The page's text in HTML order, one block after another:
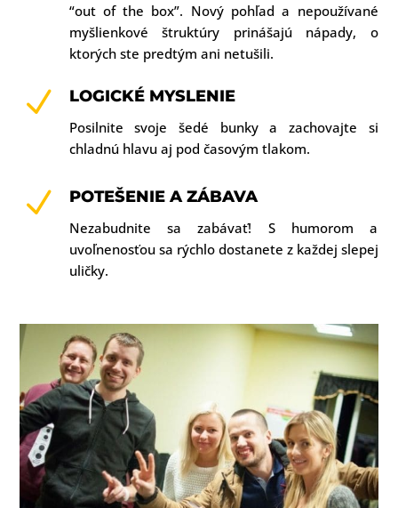
“out of the box”. Nový pohľad a nepoužívané
myšlienkové štruktúry prinášajú nápady, o
ktorých ste predtým ani netušili.
N LOGICKÉ MYSLENIE
Posilnite svoje šedé bunky a zachovajte si
chladnú hlavu aj pod časovým tlakom.
N POTEŠENIE A ZÁBAVA
Nezabudnite sa zabávať! S humorom a
uvoľnenosťou sa rýchlo dostanete z každej slepej
uličky.